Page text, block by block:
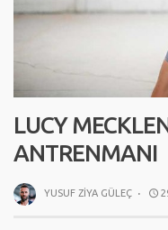
LUCY
ANTRENMANI
YUSUF ZIYA GÜLEÇ ·